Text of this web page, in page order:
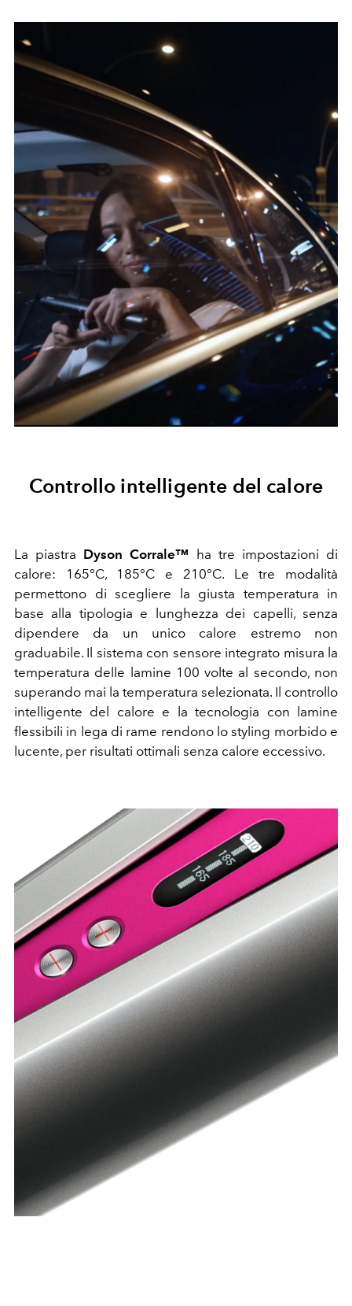
Controllo intelligente del calore
La piastra Dyson Corrale™ ha tre impostazioni di
calore: 165°C, 185°C e 210°C. Le tre modalità
permettono di scegliere la giusta temperatura in
base alla tipologia e lunghezza dei capelli, senza
dipendere da un unico calore estremo non
graduabile. Il sistema con sensore integrato misura la
temperatura delle lamine 100 volte al secondo, non
superando mai la temperatura selezionata. Il controllo
intelligente del calore e la tecnologia con lamine
flessibili in lega di rame rendono lo styling morbido e
lucente, per risultati ottimali senza calore eccessivo.